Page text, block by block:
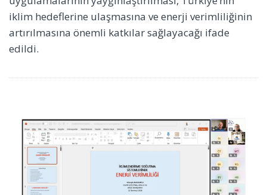
iklim hedeflerine ulaşmasına ve enerji verimliliğinin
artırılmasına önemli katkılar sağlayacağı ifade
edildi.